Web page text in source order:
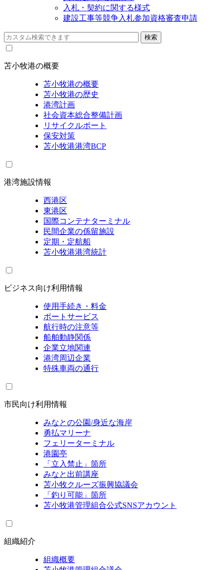
入札・契約に関する様式
建設工事等競争入札参加資格審査申請
苫小牧港の概要
苫小牧港の概要
苫小牧港の歴史
港湾計画
社会資本総合整備計画
リサイクルポート
保安対策
苫小牧港港湾BCP
港湾施設情報
西港区
東港区
国際コンテナターミナル
民間企業の係留施設
定期・定航船
苫小牧港港湾統計
ビジネス向け利用情報
使用手続き・料金
ポートサービス
航行時の注意等
船舶動静関係
企業立地関連
港湾周辺企業
特殊車両の通行
市民向け利用情報
みなとの公園/身近な海岸
勇払マリーナ
フェリーターミナル
港園亭
「立入禁止」箇所
みなと出前講座
苫小牧クルーズ振興協議会
「釣り可能」箇所
苫小牧港管理組合公式SNSアカウント
組織紹介
組織概要